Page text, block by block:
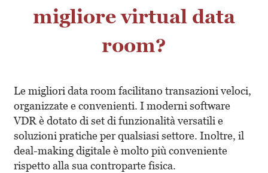
migliore virtual data
room?
Le migliori data room facilitano transazioni veloci,
organizzate e convenienti. I moderni software
VDR è dotato di set di funzionalità versatili e
soluzioni pratiche per qualsiasi settore. Inoltre, il
deal-making digitale è molto più conveniente
rispetto alla sua controparte fisica.